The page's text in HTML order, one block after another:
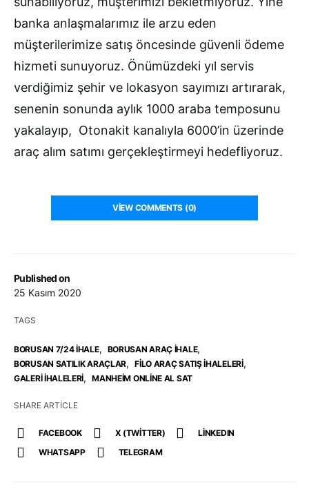
Published on
25 Kasım 2020
TAGS
BORUSAN 7/24 IHALE, BORUSAN ARAÇ İHALE,
BORUSAN SATILIK ARAÇLAR, FILO ARAÇ SATIŞ IHALELERI,
GALERI IHALELERI, MANHEIM ONLINE AL SAT
SHARE ARTICLE
FACEBOOK X (TWITTER)
LINKEDIN
WHATSAPP
TELEGRAM
banka anlaşmalarımız ile arzu eden
müşterilerimize satış öncesinde güvenli ödeme
hizmeti sunuyoruz. Önümüzdeki yıl servis
verdiğimiz şehir ve lokasyon sayımızı artırarak,
senenin sonunda aylık 1000 araba temposunu
yakalayıp, Otonakit kanalıyla 6000’in üzerinde
araç alım satımı gerçekleştirmeyi hedefliyoruz.
VIEW COMMENTS (0)